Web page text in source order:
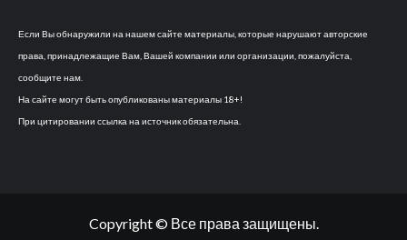
Если Вы обнаружили на нашем сайте материалы, которые нарушают авторские
права, принадлежащие Вам, Вашей компании или организации, пожалуйста,
сообщите нам.
На сайте могут быть опубликованы материалы 18+!
При цитировании ссылка на источник обязательна.
Copyright © Все права защищены.